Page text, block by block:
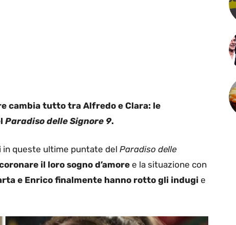
cambia tutto tra Alfredo e Clara: le
Paradiso delle Signore 9.
in queste ultime puntate del Paradiso delle
il loro sogno d’amore e la situazione con
e Enrico finalmente hanno rotto gli indugi e